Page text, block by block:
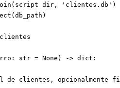
'clientes.db')
str = None) -> dict:
de clientes, opcionalmente